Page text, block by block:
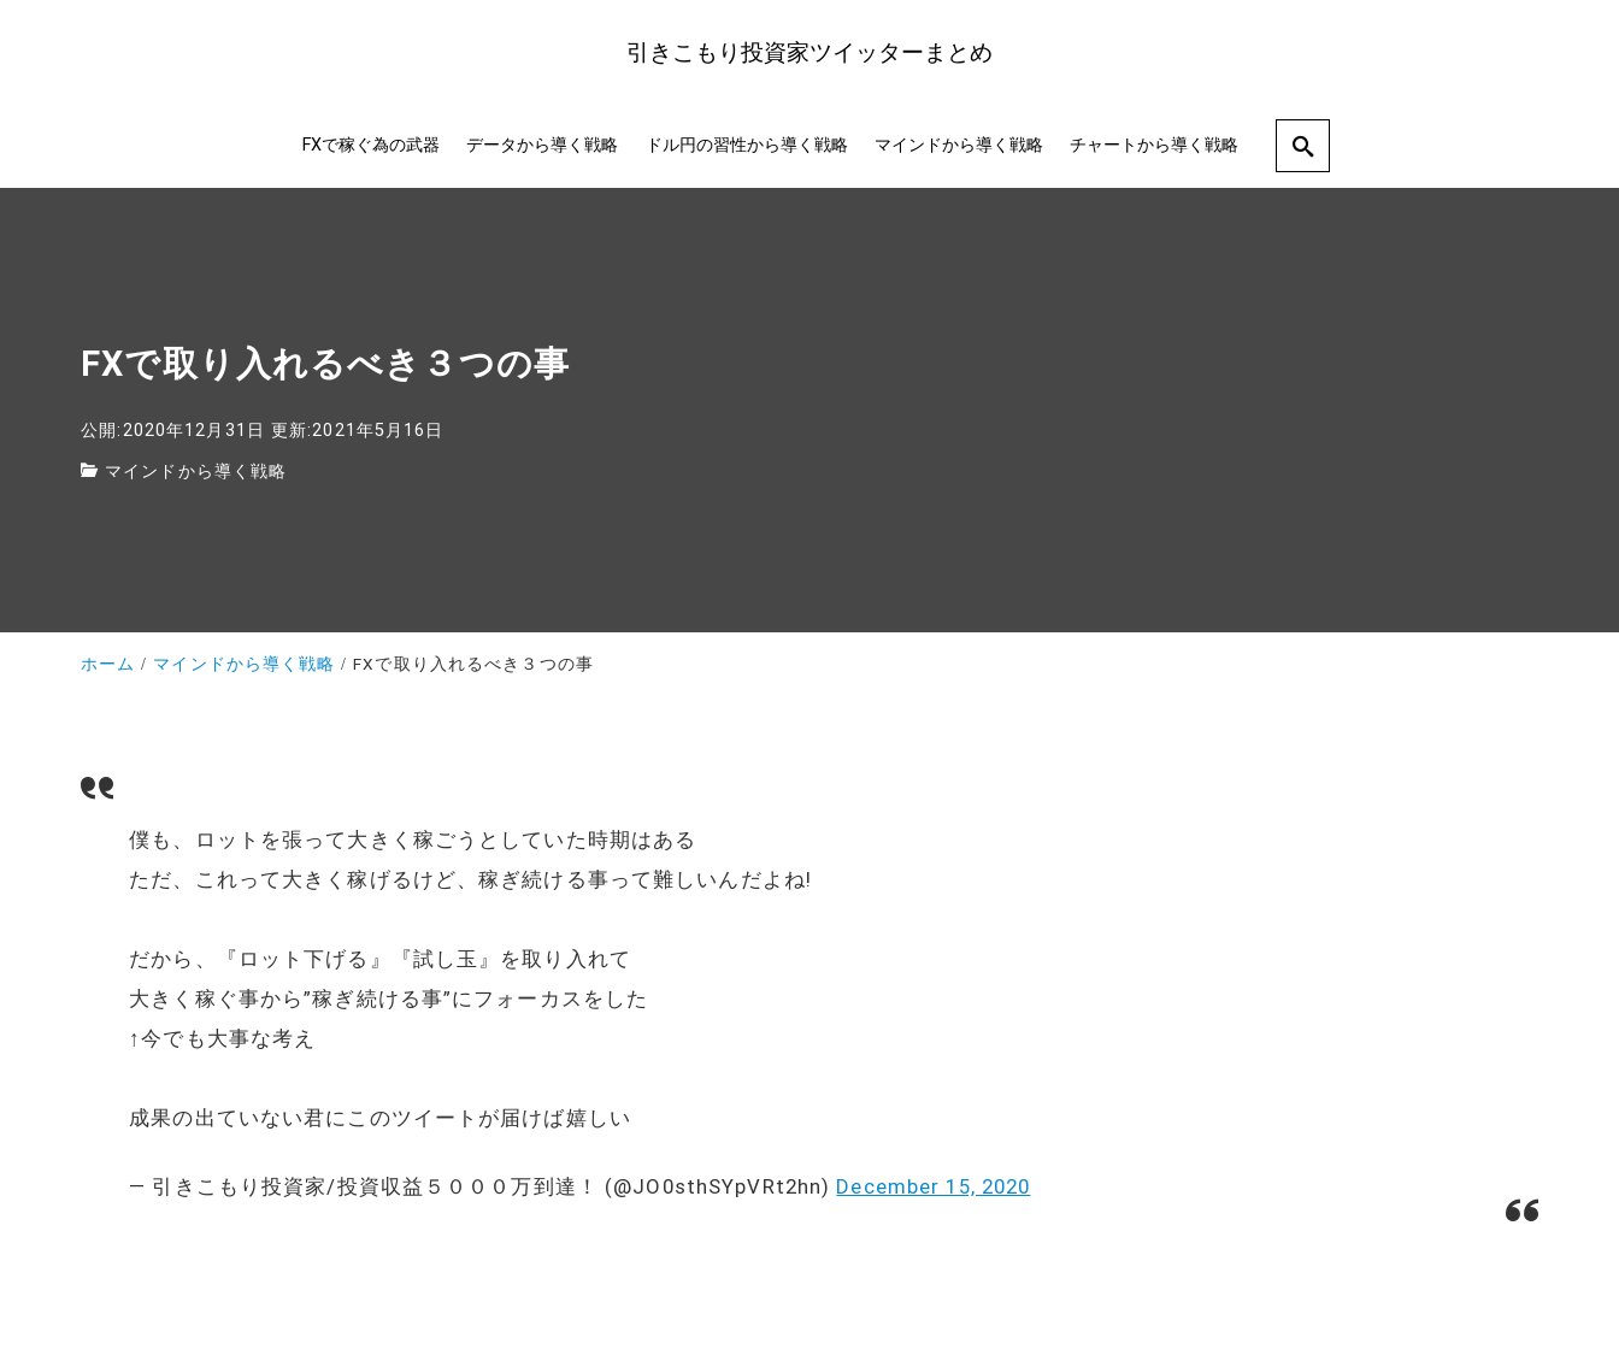
引きこもり投資家ツイッターまとめ
FXで稼ぐ為の武器 データから導く戦略 ドル円の習性から導く戦略 マインドから導く戦略 チャートから導く戦略
FXで取り入れるべき３つの事
公開:2020年12月31日 更新:2021年5月16日
マインドから導く戦略
ホーム マインドから導く戦略 FXで取り入れるべき３つの事
僕も、ロットを張って大きく稼ごうとしていた時期はある
ただ、これって大きく稼げるけど、稼ぎ続ける事って難しいんだよね!
だから、『ロット下げる』『試し玉』を取り入れて
大きく稼ぐ事から”稼ぎ続ける事”にフォーカスをした
↑今でも大事な考え
成果の出ていない君にこのツイートが届けば嬉しい
— 引きこもり投資家/投資収益５０００万到達！ (@JO0sthSYpVRt2hn) December 15, 2020